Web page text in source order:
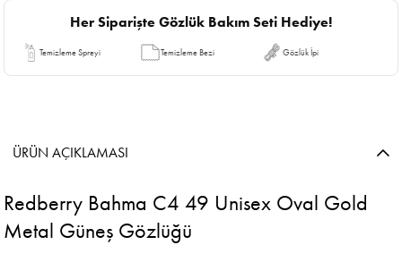
Her Siparişte Gözlük Bakım Seti Hediye!
Temizleme Spreyi Temizleme Bezi Gözlük İpi
ÜRÜN AÇIKLAMASI
Redberry Bahma C4 49 Unisex Oval Gold
Metal Güneş Gözlüğü